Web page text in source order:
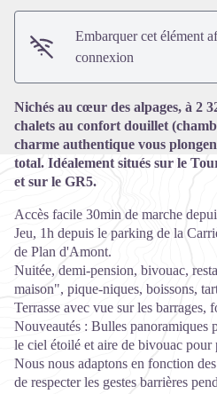
Embarquer cet élément
connexion
Nichés au cœur des alpages, à 2
chalets au confort douillet
charme authentique vous
total. Idéalement situés sur le
et sur le GR5.
Accès facile 30min de marche
Jeu, 1h depuis le parking de la
de Plan d'Amont.
Nuitée, demi-pension, bivouac,
maison", pique-niques, boissons,
Terrasse avec vue sur les barrages,
Nouveautés : Bulles panoramiques
le ciel étoilé et aire de bivouac pour
Nous nous adaptons en fonction
de respecter les gestes barrières